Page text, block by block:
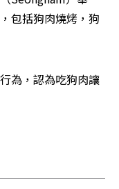
包括狗肉燒烤，狗
為，認為吃狗肉讓